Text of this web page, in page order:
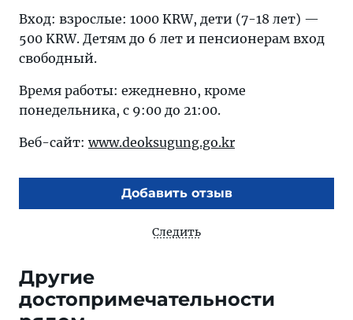
Вход: взрослые: 1000 KRW, дети (7-18 лет) —
500 KRW. Детям до 6 лет и пенсионерам вход
свободный.
Время работы: ежедневно, кроме
понедельника, с 9:00 до 21:00.
Веб-сайт: www.deoksugung.go.kr
Добавить отзыв
Следить
Другие
достопримечательности